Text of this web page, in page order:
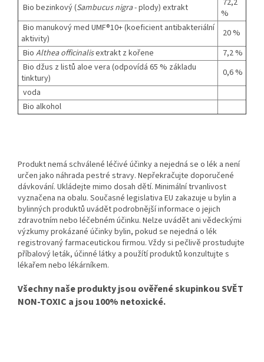
Bio bezinkový (Sambucus nigra- plody) extrakt
%
Bio manukový med UMF®10+ (koeficient antibakteriální
aktivity)
20 %
Bio Althea officinalisextrakt z kořene
7,2 %
Bio džus z listů aloe vera (odpovídá 65 % základu
tinktury)
0,6 %
voda
Bio alkohol
Produkt nemá schválené léčivé účinky a nejedná se o lék a není
určen jako náhrada pestré stravy. Nepřekračujte doporučené
dávkování. Ukládejte mimo dosah dětí. Minimální trvanlivost
vyznačena na obalu. Současné legislativa EU zakazuje u bylin a
bylinných produktů uvádět podrobnější informace o jejich
zdravotním nebo léčebném účinku. Nelze uvádět ani vědeckými
výzkumy prokázané účinky bylin, pokud se nejedná o lék
registrovaný farmaceutickou firmou. Vždy si pečlivě prostudujte
příbalový leták, účinné látky a použítí produktů konzultujte s
lékařem nebo lékárníkem.
Všechny naše produkty jsou ověřené skupinkou SVĚT
NON-TOXIC a jsou 100% netoxické.